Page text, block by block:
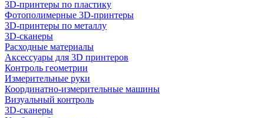
3D-принтеры по пластику
Фотополимерные 3D-принтеры
3D-принтеры по металлу
3D-сканеры
Расходные материалы
Аксессуары для 3D принтеров
Контроль геометрии
Измерительные руки
Координатно-измерительные машины
Визуальный контроль
3D-сканеры